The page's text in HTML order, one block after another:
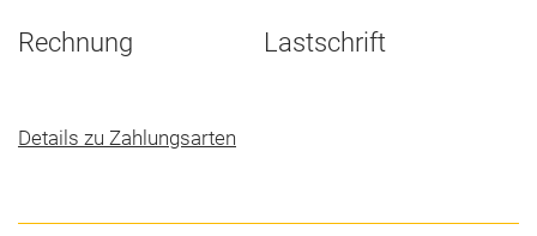
Rechnung Lastschrift
Details zu Zahlungsarten